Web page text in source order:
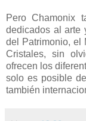
Pero Chamonix
dedicados al arte
del Patrimonio, el
Cristales, sin
ofrecen los
solo es posible
también